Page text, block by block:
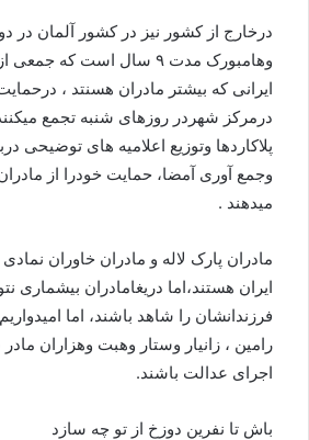
درخارج از کشور نیز در کشور آلمان در
وهامبورک مدت ۹ سال است که
ایرانی که بیشتر مادران هسنتد ،
درمرکز شهردر روزهای شنبه تجمع
پلاکاردها وتوزیع اعلامیه های توضیحی
وجمع آوری آمضا، حمایت خودرا از مادران
میدهند .
مادران پارک لاله و مادران خاوران
ایران هستند،اما دریغامادران بیشماری
فرزندانشان را شاهد باشند، اما
رامین ، زانیار وستار وهبت وهزاران
اجرای عدالت باشند.
باش تا نفرین دوزخ از تو چه سازد